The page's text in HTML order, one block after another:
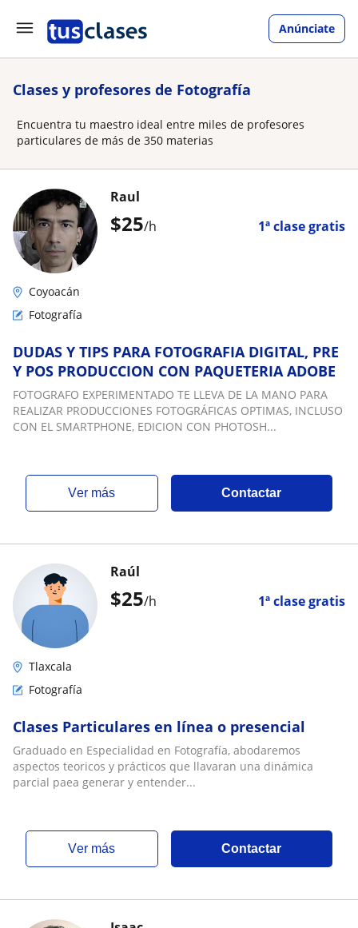
Anúnciate
Clases y profesores de Fotografía
Encuentra tu maestro ideal entre miles de profesores
particulares de más de 350 materias
$25/h 1ª clase gratis
Raul
Coyoacán
Fotografía
DUDAS Y TIPS PARA FOTOGRAFIA DIGITAL, PRE
Y POS PRODUCCION CON PAQUETERIA ADOBE
FOTOGRAFO EXPERIMENTADO TE LLEVA DE LA MANO PARA
REALIZAR PRODUCCIONES FOTOGRÁFICAS OPTIMAS, INCLUSO
CON EL SMARTPHONE, EDICION CON PHOTOSH...
ver más Contactar
$25/h 1ª clase gratis
Raúl
Tlaxcala
Fotografía
Clases Particulares en línea o presencial
Graduado en Especialidad en Fotografía, abodaremos
aspectos teoricos y prácticos que llavaran una dinámica
parcial paea generar y entender...
ver más Contactar